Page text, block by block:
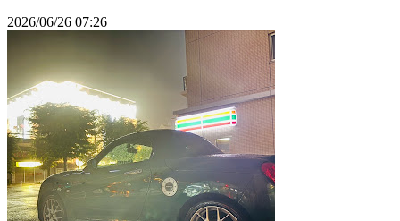
2026/06/26 07:26